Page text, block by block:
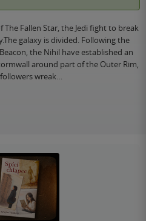
Fallen Star, the Jedi fight to break
galaxy is divided. Following the
the Nihil have established an
around part of the Outer Rim,
wreak…